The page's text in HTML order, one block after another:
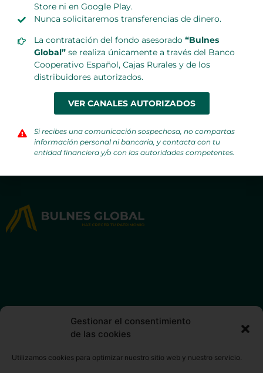
Gestionar el consentimiento
de las cookies
Utilizamos cookies para optimizar nuestro sitio web y nuestro servicio.
Invierte en negocios de calidad
reservados
Store ni en Google Play.
Nunca solicitaremos transferencias de dinero.
La contratación del fondo asesorado “Bulnes
Global”se realiza únicamente a través del Banco
Cooperativo Español, Cajas Rurales y de los
distribuidores autorizados.
VER CANALES AUTORIZADOS
Si recibes una comunicación sospechosa, no compartas
información personal ni bancaria, y contacta con tu
entidad financiera y/o con las autoridades competentes.